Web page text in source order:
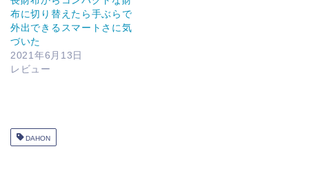
布に切り替えたら手ぶらで
外出できるスマートさに気
づいた
2021年6月13日
レビュー
DAHON